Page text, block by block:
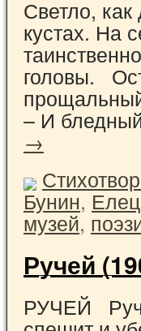
Светло,
кустах. На
головы.
– И
→
Бунин,Елец
музей,
Ручей
РУЧЕЙ